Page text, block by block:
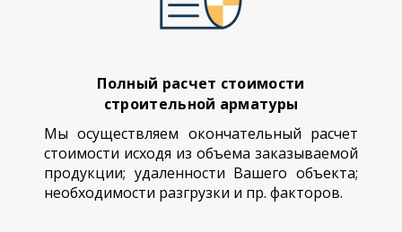
Полный расчет стоимости
строительной арматуры
Мы осуществляем окончательный расчет
стоимости исходя из объема заказываемой
продукции; удаленности Вашего объекта;
необходимости разгрузки и пр. факторов.